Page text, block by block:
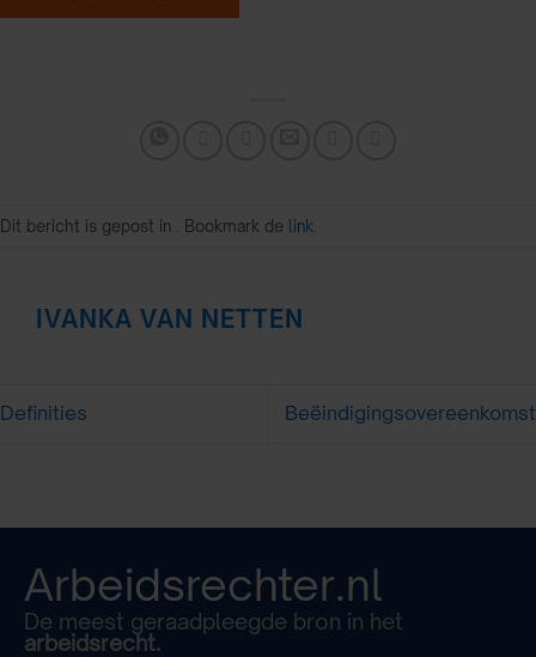
Dit bericht is gepost in . Bookmark de link
IVANKA VAN NETTEN
Definities Beëindigingsovereenkomst
Arbeidsrechter.nl
De meest geraadpleegde bron in het
arbeidsrecht.